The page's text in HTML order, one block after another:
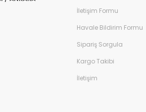
İletişim Formu
Havale Bildirim Formu
Sipariş Sorgula
Kargo Takibi
İletişim